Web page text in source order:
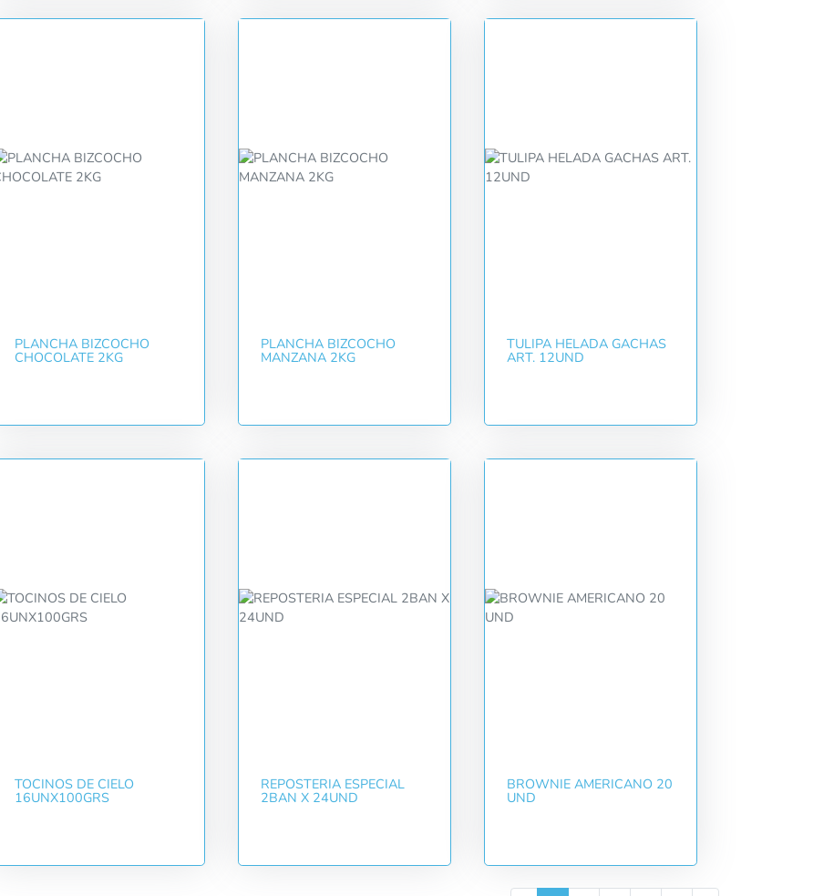
PLANCHA BIZCOCHO
CHOCOLATE 2KG
PLANCHA BIZCOCHO
MANZANA 2KG
TULIPA HELADA GACHAS
ART. 12UND
TOCINOS DE CIELO
16UNX100GRS
REPOSTERIA ESPECIAL
2BAN X 24UND
BROWNIE AMERICANO 20
UND